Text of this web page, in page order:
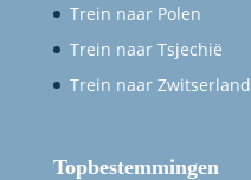
Trein naar Polen
Trein naar Tsjechië
Trein naar Zwitserland
Topbestemmingen